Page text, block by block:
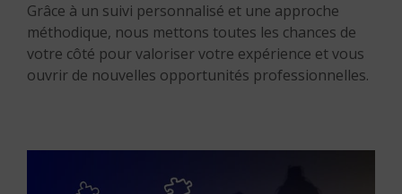
Grâce à un suivi personnalisé et une approche
méthodique, nous mettons toutes les chances de
votre côté pour valoriser votre expérience et vous
ouvrir de nouvelles opportunités professionnelles.